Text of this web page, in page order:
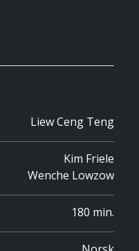
Liew Ceng Teng
Kim Friele
Wenche Lowzow
180 min.